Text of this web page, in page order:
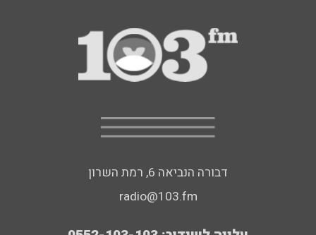
דבורה הנביאה 6, רמת השרון
radio@103.fm